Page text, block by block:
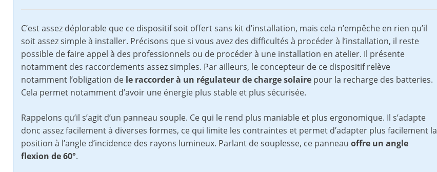
C’est assez déplorable que ce dispositif soit offert sans kit d’installation, mais cela n’empêche en rien qu’il
soit assez simple à installer. Précisons que si vous avez des difficultés à procéder à l’installation, il reste
possible de faire appel à des professionnels ou de procéder à une installation en atelier. Il présente
notamment des raccordements assez simples. Par ailleurs, le concepteur de ce dispositif relève
notamment l’obligation de le raccorder à un régulateur de charge solaire pour la recharge des batteries.
Cela permet notamment d’avoir une énergie plus stable et plus sécurisée.
Rappelons qu’il s’agit d’un panneau souple. Ce qui le rend plus maniable et plus ergonomique. Il s’adapte
donc assez facilement à diverses formes, ce qui limite les contraintes et permet d’adapter plus facilement la
position à l’angle d’incidence des rayons lumineux. Parlant de souplesse, ce panneau offre un angle
flexion de 60°.